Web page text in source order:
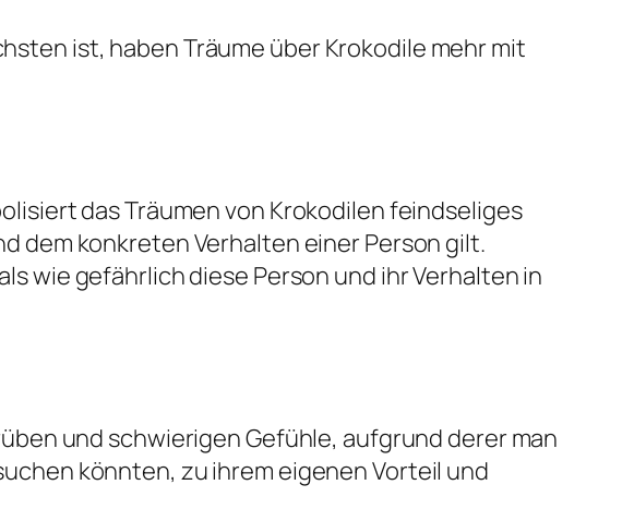
ist, haben Träume über Krokodile mehr mit
das Träumen von Krokodilen feindseliges
dem konkreten Verhalten einer Person gilt.
wie gefährlich diese Person und ihr Verhalten in
und schwierigen Gefühle, aufgrund derer man
könnten, zu ihrem eigenen Vorteil und